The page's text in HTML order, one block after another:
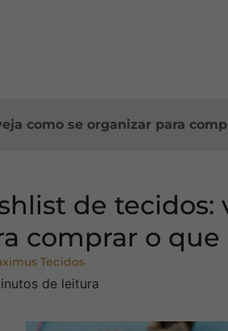
como se organizar para
de tecidos:
comprar o
Tecidos